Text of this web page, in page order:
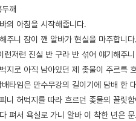
깨
의 아침을 시작해줍니다.
주니 잠이 깬 알바가 현실을 마주합니다.
런저런 진실 반 구라 반 섞어 얘기해주
지로 아직 남아있던 제 좆물이 주르륵
타임은 만수무강의 길이기에 담배 한
니 허벅지를 따라 흐르던 좆물의 꼴릿
펴서 욕실로 가니 알바 이 착한 년은